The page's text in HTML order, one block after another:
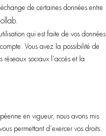
de certaines données entre
.
qui est faite de vos données
Vous avez la possibilité de
réseaux sociaux l’accès et la
en vigueur, nous avons mis
permettant d’exercer vos droits.